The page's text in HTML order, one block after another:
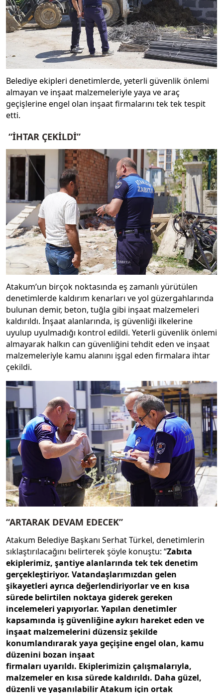
Belediye ekipleri denetimlerde, yeterli güvenlik önlemi
almayan ve inşaat malzemeleriyle yaya ve araç
geçişlerine engel olan inşaat firmalarını tek tek tespit
etti.
“İHTAR ÇEKİLDİ”
Atakum’un birçok noktasında eş zamanlı yürütülen
denetimlerde kaldırım kenarları ve yol güzergahlarında
bulunan demir, beton, tuğla gibi inşaat malzemeleri
kaldırıldı. İnşaat alanlarında, iş güvenliği ilkelerine
uyulup uyulmadığı kontrol edildi. Yeterli güvenlik önlemi
almayarak halkın can güvenliğini tehdit eden ve inşaat
malzemeleriyle kamu alanını işgal eden firmalara ihtar
çekildi.
“ARTARAK DEVAM EDECEK”
Atakum Belediye Başkanı Serhat Türkel, denetimlerin
sıklaştırılacağını belirterek şöyle konuştu: “Zabıta
ekiplerimiz, şantiye alanlarında tek tek denetim
gerçekleştiriyor. Vatandaşlarımızdan gelen
şikayetleri ayrıca değerlendiriyorlar ve en kısa
sürede belirtilen noktaya giderek gereken
incelemeleri yapıyorlar. Yapılan denetimler
kapsamında iş güvenliğine aykırı hareket eden ve
inşaat malzemelerini düzensiz şekilde
konumlandırarak yaya geçişine engel olan, kamu
düzenini bozan inşaat
firmaları uyarıldı. Ekiplerimizin çalışmalarıyla,
malzemeler en kısa sürede kaldırıldı. Daha güzel,
düzenli ve yaşanılabilir Atakum için ortak